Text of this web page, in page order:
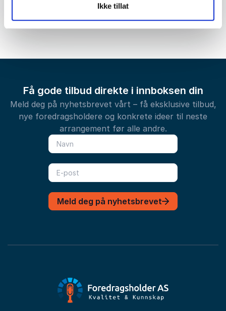
Ikke tillat
Få gode tilbud direkte i innboksen din
Meld deg på nyhetsbrevet vårt – få eksklusive tilbud,
nye foredragsholdere og konkrete ideer til neste
arrangement før alle andre.
Meld deg på nyhetsbrevet